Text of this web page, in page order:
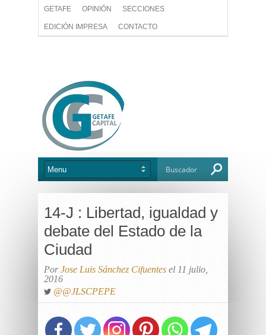
GETAFE OPINIÓN SECCIONES
EDICIÓN IMPRESA CONTACTO
14-J : Libertad, igualdad y
debate del Estado de la
Ciudad
PorJose Luis Sánchez Cifuentes el 11 julio,
2016
@@JLSCPEPE